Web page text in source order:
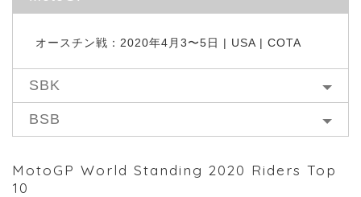
オースチン戦：2020年4月3〜5日 | USA | COTA
SBK
BSB
MotoGP World Standing 2020 Riders Top
10